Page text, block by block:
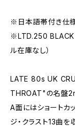
※日本語帯付き仕
※LTD.250 BLACK
ル在庫なし）
LATE 80s UK
THROAT"の名盤
A面にはショートカ
ジ・クラスト13曲